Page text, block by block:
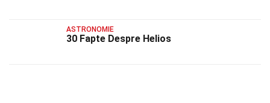
ASTRONOMIE
30 Fapte Despre Helios